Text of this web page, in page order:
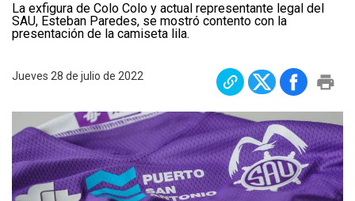
Licitaciones
Reglamentos
Denuncias
Preguntas Frecuentes
Contáctenos
La exfigura de Colo Colo y actual representante legal del
SAU, Esteban Paredes, se mostró contento con la
presentación de la camiseta lila.
Jueves 28 de julio de 2022